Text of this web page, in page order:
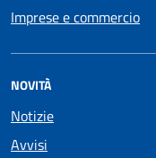
Imprese e commercio
NOVITÀ
Notizie
Avvisi